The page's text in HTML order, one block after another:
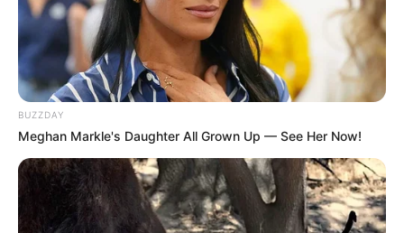
Les 12 coups de midi sont à retrouver tous les
jours dès 11h50 sur TF1.
BUZZDAY
Meghan Markle's Daughter All Grown Up — See Her Now!